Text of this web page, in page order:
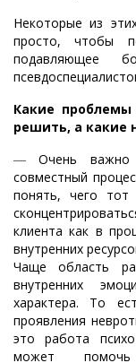
Некоторые из
просто, чтобы
подавляющее
Какие
решить, а какие
― Очень важно
совместный
понять, чего
клиента как в
внутренних
Чаще область
внутренних
характера. То
проявления
это работа
может